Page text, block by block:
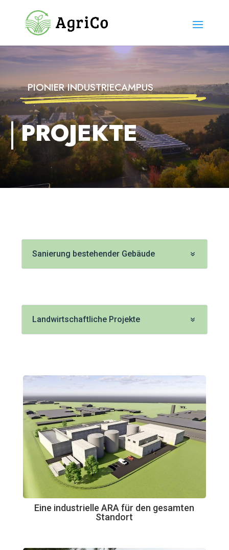
PIONIER INDUSTRIECAMPUS
PROJEKTE
Sanierung bestehender Gebäude
Landwirtschaftliche Projekte
Eine industrielle ARA für den gesamten
Standort